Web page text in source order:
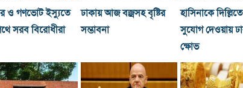
ও গণভোট ইস্যুতে
সরব বিরোধীরা
ঢাকায় আজ বজ্রসহ বৃষ্টির
সম্ভাবনা
হাসিনাকে
সুযোগ দেওয়ায়
ক্ষোভ